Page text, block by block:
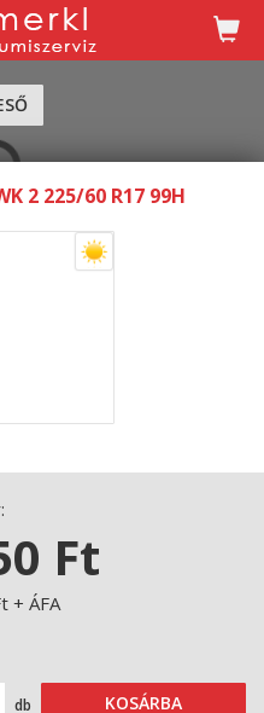
2 225/60 R17 99H
Ft
+ ÁFA
db KOSÁRBA